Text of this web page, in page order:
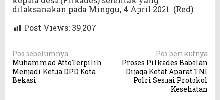
dilaksanakan pada Minggu, 4 April 2021. (Red)
Post Views: 39,207
N
a
v
Pos sebelumnya
Muhammad AttoTerpilih
Menjadi Ketua DPD Kota
Bekasi
Pos berikutnya
Proses Pilkades Babelan
Dijaga Ketat Aparat TNI
Polri Sesuai Protokol
Kesehatan